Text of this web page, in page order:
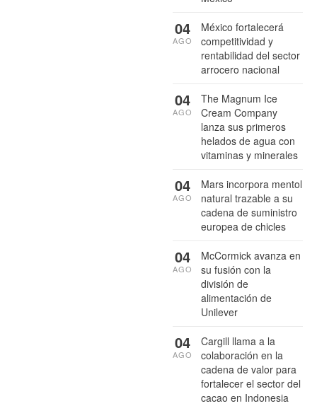
México fortalecerá
competitividad y
rentabilidad del sector
arrocero nacional
04
AGO
The Magnum Ice
Cream Company
lanza sus primeros
helados de agua con
vitaminas y minerales
04
AGO
Mars incorpora mentol
natural trazable a su
cadena de suministro
europea de chicles
04
AGO
McCormick avanza en
su fusión con la
división de
alimentación de
Unilever
04
AGO
Cargill llama a la
colaboración en la
cadena de valor para
fortalecer el sector del
cacao en Indonesia
04
AGO